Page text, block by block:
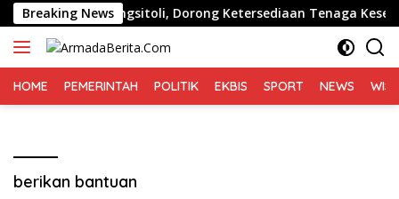
Langsung
ke
konten
Breaking News
Gunungsitoli, Dorong Ketersediaan Tenaga Kesehatan
HOME PEMERINTAH POLITIK EKBIS SPORT NEWS
berikan bantuan